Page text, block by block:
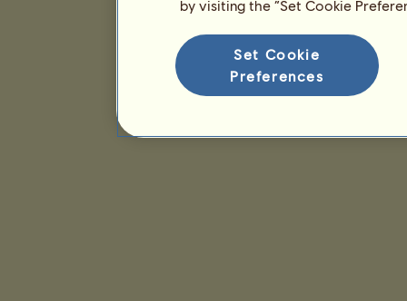
by visiting the “Set Cookie
Set Cookie
Preferences